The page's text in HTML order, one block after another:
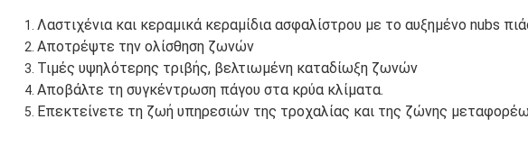
Λαστιχένια και κεραμικά κεραμίδια ασφαλίστρου με το αυξημένο nubs
Αποτρέψτε την ολίσθηση ζωνών
Τιμές υψηλότερης τριβής, βελτιωμένη καταδίωξη ζωνών
Αποβάλτε τη συγκέντρωση πάγου στα κρύα κλίματα.
Επεκτείνετε τη ζωή υπηρεσιών της τροχαλίας και της ζώνης